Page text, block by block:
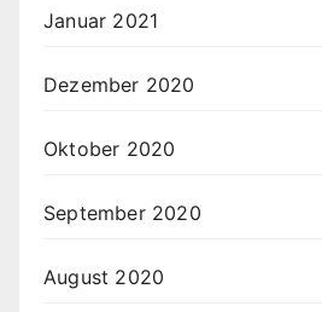
Januar 2021
Dezember 2020
Oktober 2020
September 2020
August 2020